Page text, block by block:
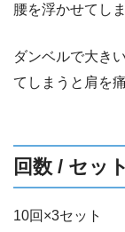
腰を浮かせてし
ダンベルで大き
てしまうと肩を
回数 / セッ
10回×3セット